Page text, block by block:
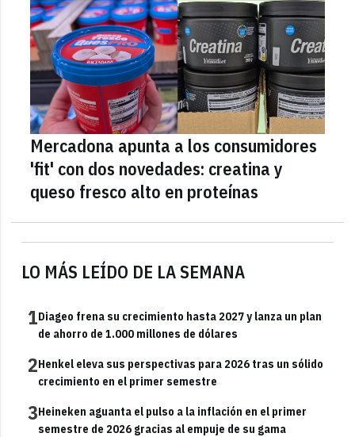
LO MÁS LEÍDO DE LA SEMANA
1Diageo frena su crecimiento hasta 2027 y lanza un plan
de ahorro de 1.000 millones de dólares
2Henkel eleva sus perspectivas para 2026 tras un sólido
crecimiento en el primer semestre
3Heineken aguanta el pulso a la inflación en el primer
semestre de 2026 gracias al empuje de su gama
Mercadona apunta a los consumidores
'fit' con dos novedades: creatina y
queso fresco alto en proteínas